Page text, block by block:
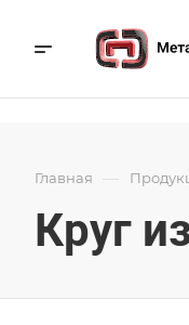
Главная —
Круг